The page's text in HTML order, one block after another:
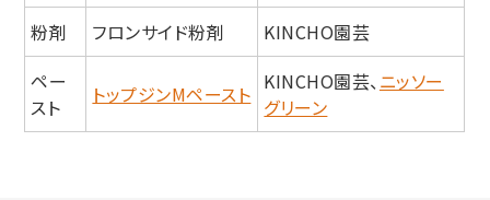
粉剤
フロンサイド粉剤
KINCHO園芸
ペー
スト
トップジンMペースト KINCHO園芸、ニッソー
グリーン